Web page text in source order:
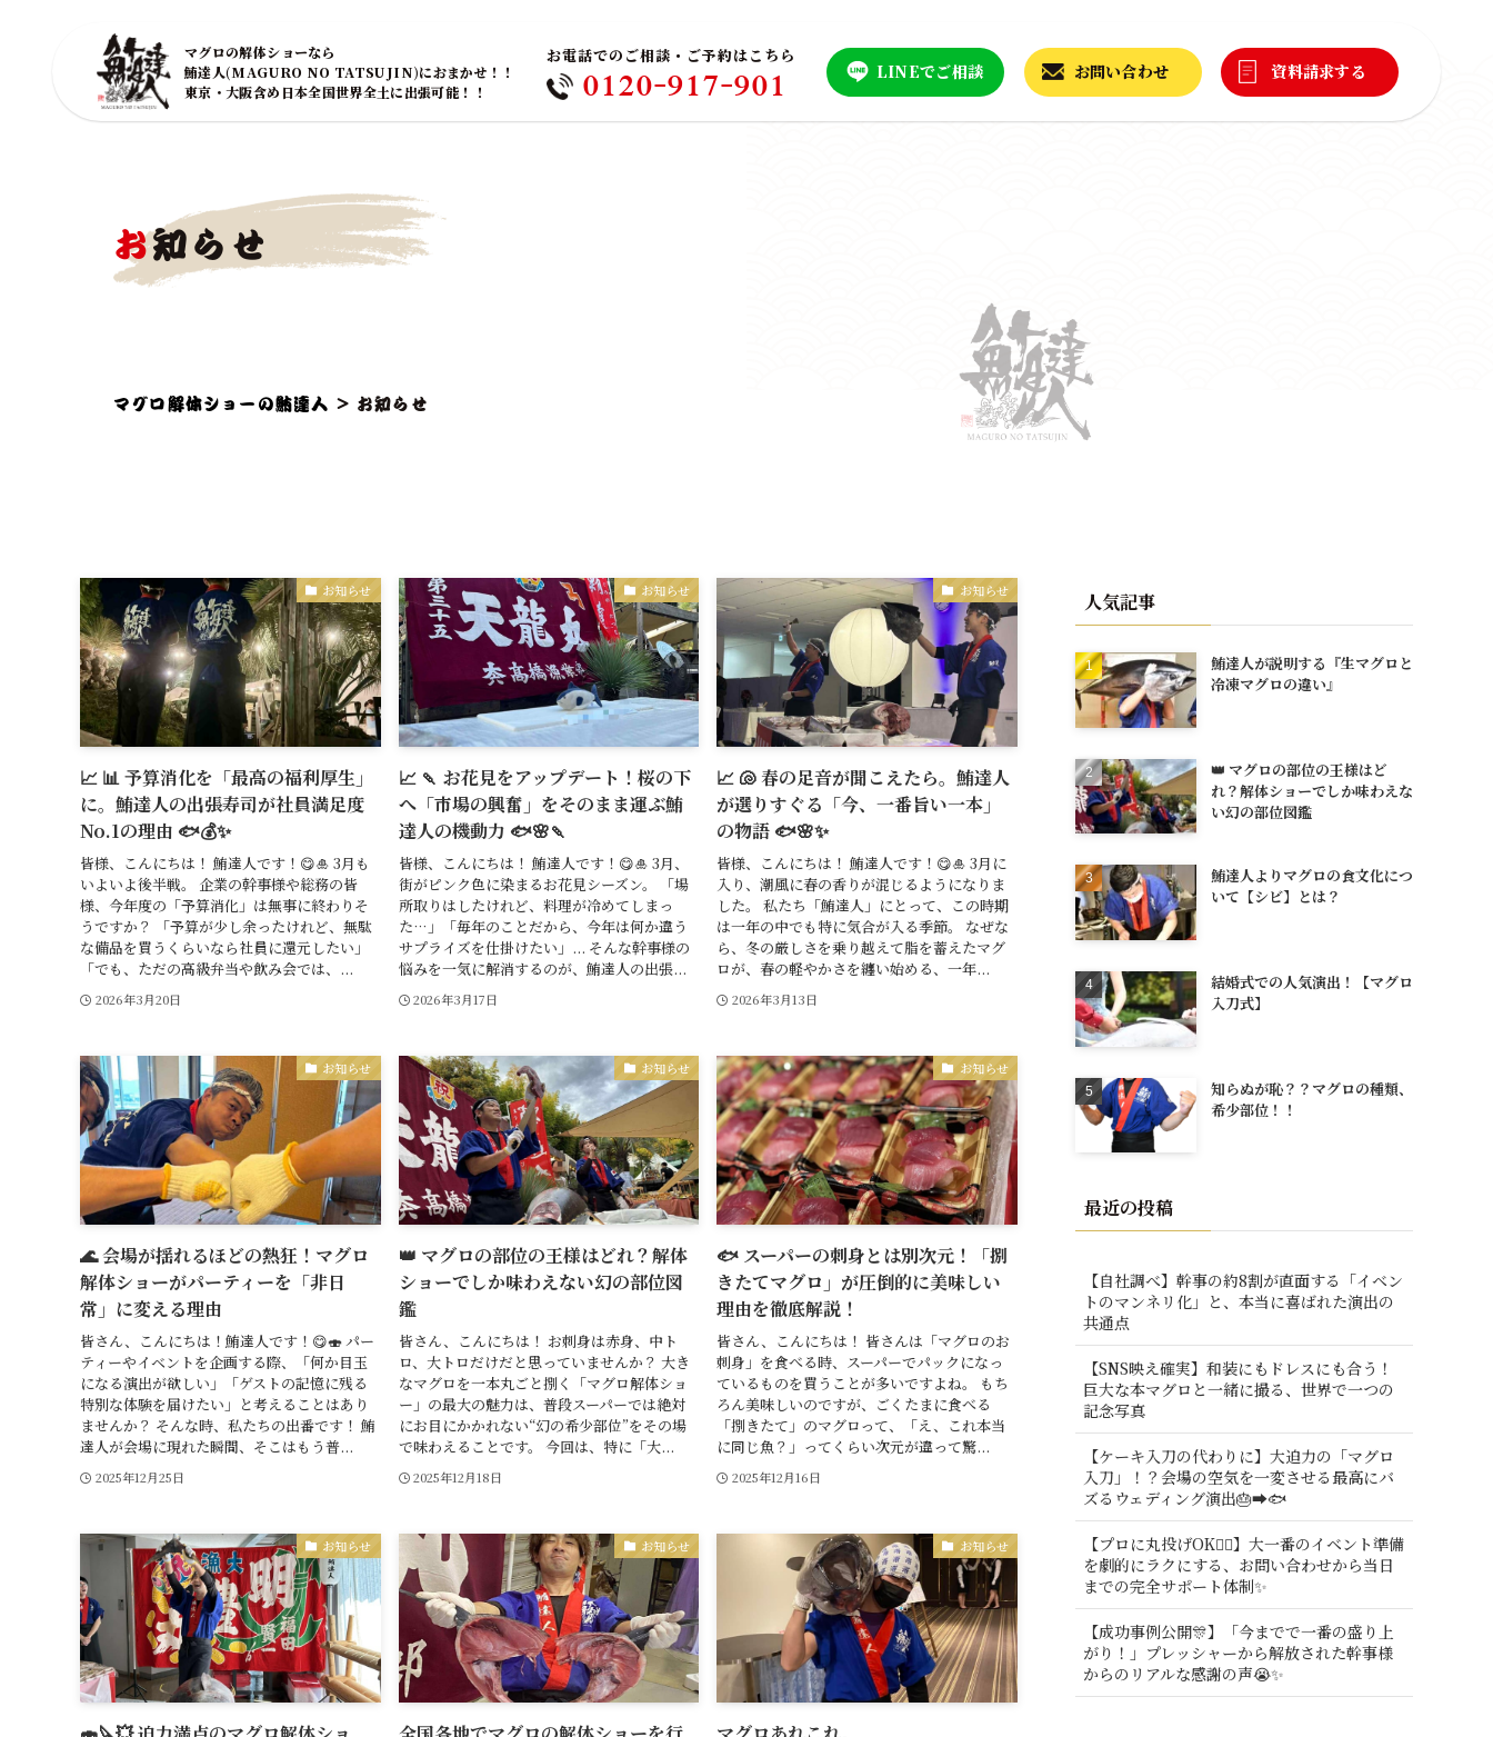
マグロの解体ショーなら
鮪達人(MAGURO NO TATSUJIN)におまかせ！！
東京・大阪含め日本全国世界全土に出張可能！！
お電話でのご相談・ご予約はこちら
0120-917-901 LINEでご相談 お問い合わせ 資料請求する
お知らせ
マグロ解体ショーの鮪達人 > お知らせ
お知らせ
📈 📊 予算消化を「最高の福利厚生」
に。鮪達人の出張寿司が社員満足度
No.1の理由 🐟💰✨
皆様、こんにちは！ 鮪達人です！😋🎍 3月も
いよいよ後半戦。 企業の幹事様や総務の皆
様、今年度の「予算消化」は無事に終わりそ
うですか？ 「予算が少し余ったけれど、無駄
な備品を買うくらいなら社員に還元したい」
「でも、ただの高級弁当や飲み会では、...
2026年3月20日
お知らせ
📈 🍡 お花見をアップデート！桜の下
へ「市場の興奮」をそのまま運ぶ鮪
達人の機動力 🐟🌸🍡
皆様、こんにちは！ 鮪達人です！😋🎍 3月、
街がピンク色に染まるお花見シーズン。 「場
所取りはしたけれど、料理が冷めてしまっ
た…」「毎年のことだから、今年は何か違う
サプライズを仕掛けたい」... そんな幹事様の
悩みを一気に解消するのが、鮪達人の出張...
2026年3月17日
お知らせ
📈 🐚 春の足音が聞こえたら。鮪達人
が選りすぐる「今、一番旨い一本」
の物語 🐟🌸✨
皆様、こんにちは！ 鮪達人です！😋🎍 3月に
入り、潮風に春の香りが混じるようになりま
した。 私たち「鮪達人」にとって、この時期
は一年の中でも特に気合が入る季節。 なぜな
ら、冬の厳しさを乗り越えて脂を蓄えたマグ
ロが、春の軽やかさを纏い始める、一年...
2026年3月13日
お知らせ
🌊 会場が揺れるほどの熱狂！マグロ
解体ショーがパーティーを「非日
常」に変える理由
皆さん、こんにちは！鮪達人です！😋🍣 パー
ティーやイベントを企画する際、「何か目玉
になる演出が欲しい」「ゲストの記憶に残る
特別な体験を届けたい」と考えることはあり
ませんか？ そんな時、私たちの出番です！ 鮪
達人が会場に現れた瞬間、そこはもう普...
2025年12月25日
お知らせ
👑 マグロの部位の王様はどれ？解体
ショーでしか味わえない幻の部位図
鑑
皆さん、こんにちは！ お刺身は赤身、中ト
ロ、大トロだけだと思っていませんか？ 大き
なマグロを一本丸ごと捌く「マグロ解体ショ
ー」の最大の魅力は、普段スーパーでは絶対
にお目にかかれない“幻の希少部位”をその場
で味わえることです。 今回は、特に「大...
2025年12月18日
お知らせ
🐟 スーパーの刺身とは別次元！「捌
きたてマグロ」が圧倒的に美味しい
理由を徹底解説！
皆さん、こんにちは！ 皆さんは「マグロのお
刺身」を食べる時、スーパーでパックになっ
ているものを買うことが多いですよね。 もち
ろん美味しいのですが、ごくたまに食べる
「捌きたて」のマグロって、「え、これ本当
に同じ魚？」ってくらい次元が違って驚...
2025年12月16日
お知らせ お知らせ お知らせ
人気記事
鮪達人が説明する『生マグロと
冷凍マグロの違い』
👑 マグロの部位の王様はど
れ？解体ショーでしか味わえな
い幻の部位図鑑
鮪達人よりマグロの食文化につ
いて【シビ】とは？
結婚式での人気演出！【マグロ
入刀式】
知らぬが恥？？マグロの種類、
希少部位！！
最近の投稿
【自社調べ】幹事の約8割が直面する「イベン
トのマンネリ化」と、本当に喜ばれた演出の
共通点
【SNS映え確実】和装にもドレスにも合う！
巨大な本マグロと一緒に撮る、世界で一つの
記念写真
【ケーキ入刀の代わりに】大迫力の「マグロ
入刀」！？会場の空気を一変させる最高にバ
ズるウェディング演出🎂➡️🐟
【プロに丸投げOK🙆‍♂️】大一番のイベント準備
を劇的にラクにする、お問い合わせから当日
までの完全サポート体制✨
【成功事例公開🎊】「今までで一番の盛り上
がり！」プレッシャーから解放された幹事様
からのリアルな感謝の声😭✨